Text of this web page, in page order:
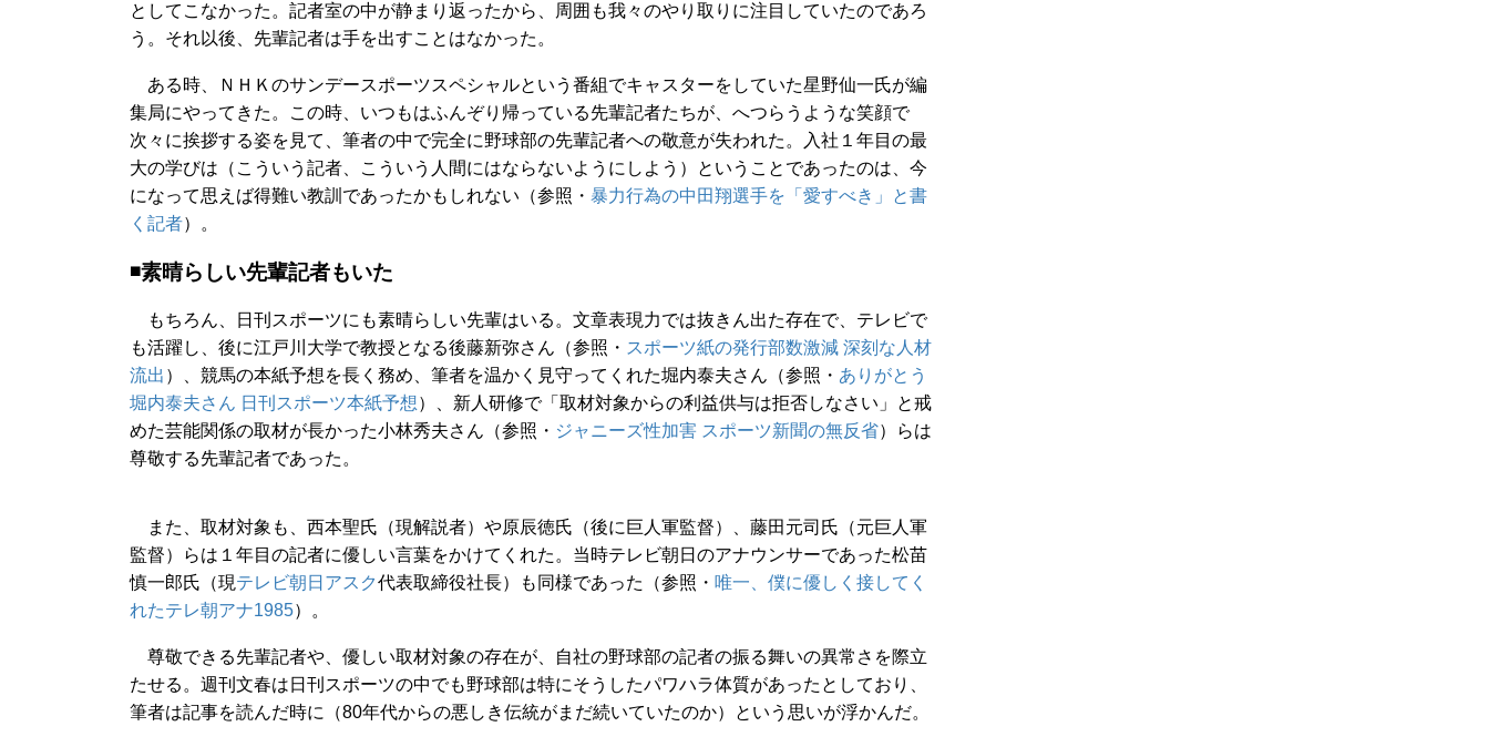
としてこなかった。記者室の中が静まり返ったから、周囲も我々のやり取りに注目していたのであろ
う。それ以後、先輩記者は手を出すことはなかった。
ある時、ＮＨＫのサンデースポーツスペシャルという番組でキャスターをしていた星野仙一氏が編
集局にやってきた。この時、いつもはふんぞり帰っている先輩記者たちが、へつらうような笑顔で
次々に挨拶する姿を見て、筆者の中で完全に野球部の先輩記者への敬意が失われた。入社１年目の最
大の学びは（こういう記者、こういう人間にはならないようにしよう）ということであったのは、今
になって思えば得難い教訓であったかもしれない（参照・ 暴力行為の中田翔選手を「愛すべき」と書
く記者）。
◾️素晴らしい先輩記者もいた
もちろん、日刊スポーツにも素晴らしい先輩はいる。文章表現力では抜きん出た存在で、テレビで
も活躍し、後に江戸川大学で教授となる後藤新弥さん（参照・ スポーツ紙の発行部数激減 深刻な人材
流出 ）、競馬の本紙予想を長く務め、筆者を温かく見守ってくれた堀内泰夫さん（参照・ ありがとう
堀内泰夫さん 日刊スポーツ本紙予想）、新人研修で「取材対象からの利益供与は拒否しなさい」と戒
めた芸能関係の取材が長かった小林秀夫さん（参照・ ジャニーズ性加害 スポーツ新聞の無反省）らは
尊敬する先輩記者であった。
また、取材対象も、西本聖氏（現解説者）や原辰徳氏（後に巨人軍監督）、藤田元司氏（元巨人軍
監督）らは１年目の記者に優しい言葉をかけてくれた。当時テレビ朝日のアナウンサーであった松苗
慎一郎氏（現テレビ朝日アスク代表取締役社長）も同様であった（参照・ 唯一、僕に優しく接してく
れたテレ朝アナ1985）。
尊敬できる先輩記者や、優しい取材対象の存在が、自社の野球部の記者の振る舞いの異常さを際立
たせる。週刊文春は日刊スポーツの中でも野球部は特にそうしたパワハラ体質があったとしており、
筆者は記事を読んだ時に（80年代からの悪しき伝統がまだ続いていたのか）という思いが浮かんだ。